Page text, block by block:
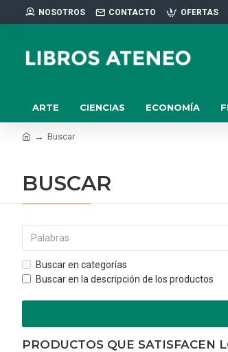
NOSOTROS CONTACTO OFERTAS
ARTE CIENCIAS ECONOMÍA
Buscar
BUSCAR
Buscar en categorías
Buscar en la descripción de los productos
PRODUCTOS QUE SATISFACEN